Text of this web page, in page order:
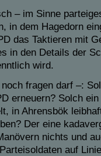
– im Sinne
in dem Hagedorn
das Taktieren mit
in den Details der
wird.
fragen darf –:
erneuern? Solch
in Ahrensbök
Der eine
nichts und
auf